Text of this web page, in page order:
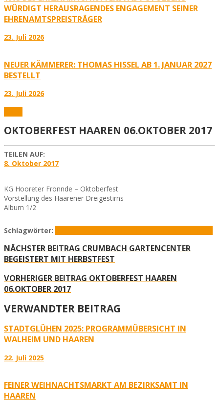
WÜRDIGT HERAUSRAGENDES ENGAGEMENT SEINER
EHRENAMTSPREISTRÄGER
23. Juli 2026
NEUER KÄMMERER: THOMAS HISSEL AB 1. JANUAR 2027
BESTELLT
23. Juli 2026
OKTOBERFEST HAAREN 06.OKTOBER 2017
TEILEN AUF:
8. Oktober 2017
KG Hooreter Frönnde – Oktoberfest
Vorstellung des Haarener Dreigestirns
Album 1/2
Schlagwörter:
NÄCHSTER BEITRAG CRUMBACH GARTENCENTER
BEGEISTERT MIT HERBSTFEST
VORHERIGER BEITRAG OKTOBERFEST HAAREN
06.OKTOBER 2017
VERWANDTER BEITRAG
STADTGLÜHEN 2025: PROGRAMMÜBERSICHT IN
WALHEIM UND HAAREN
22. Juli 2025
FEINER WEIHNACHTSMARKT AM BEZIRKSAMT IN
HAAREN